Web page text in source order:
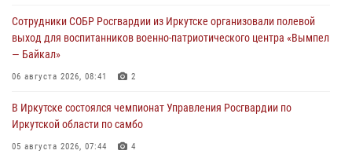
Сотрудники СОБР Росгвардии из Иркутске организовали полевой
выход для воспитанников военно-патриотического центра «Вымпел
— Байкал»
06 августа 2026, 08:41 2
В Иркутске состоялся чемпионат Управления Росгвардии по
Иркутской области по самбо
05 августа 2026, 07:44 4